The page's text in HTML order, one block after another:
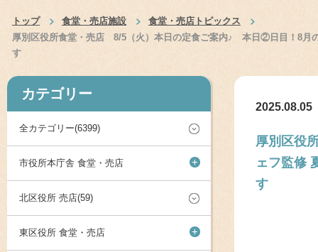
トップ 食堂・売店施設
食堂・売店トピックス
厚別区役所食堂・売店 8/5（火）本日の定食ご案内♪ 本日②日目！8月
す
カテゴリー
全カテゴリー(6399)
市役所本庁舎 食堂・売店 +
北区役所 売店(59)
東区役所 食堂・売店 +
2025.08.05
厚別区役
ェフ監修
す